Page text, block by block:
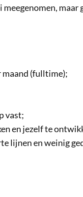
maar
(fulltime);
vast;
en jezelf te
lijnen en weinig